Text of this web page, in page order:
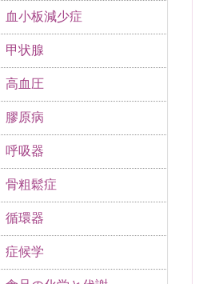
血小板減少症
甲状腺
高血圧
膠原病
呼吸器
骨粗鬆症
循環器
症候学